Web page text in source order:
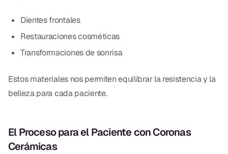
Dientes frontales
Restauraciones cosméticas
Transformaciones de sonrisa
Estos materiales nos permiten equilibrar la resistencia y la
belleza para cada paciente.
El Proceso para el Paciente con Coronas
Cerámicas